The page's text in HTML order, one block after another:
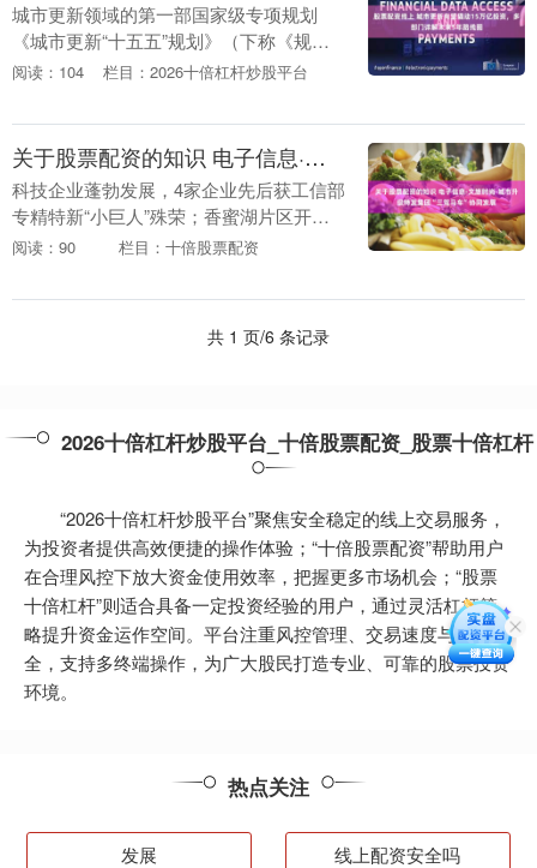
城市更新领域的第一部国家级专项规划
《城市更新“十五五”规划》（下称《规
划》）日前正式发布股票配资线上，明确
径。 6月8日，....
阅读：104 栏目：2026十倍杠杆炒股平台
关于股票配资的知识 电子信息·文旅时尚·城市升级特发集团“三驾马车”协同发展
科技企业蓬勃发展，4家企业先后获工信部
专精特新“小巨人”殊荣；香蜜湖片区开发
项目加速建设，向“世界级国际金融CBD、
界级立体....
阅读：90 栏目：十倍股票配资
共 1 页/6 条记录
2026十倍杠杆炒股平台_十倍股票配资_股票十倍杠杆
“2026十倍杠杆炒股平台”聚焦安全稳定的线上交易服务，
为投资者提供高效便捷的操作体验；“十倍股票配资”帮助用户
在合理风控下放大资金使用效率，把握更多市场机会；“股票
十倍杠杆”则适合具备一定投资经验的用户，通过灵活杠杆策
略提升资金运作空间。平台注重风控管理、交易速度与资金安
全，支持多终端操作，为广大股民打造专业、可靠的股票投资
环境。
热点关注
发展 线上配资安全吗